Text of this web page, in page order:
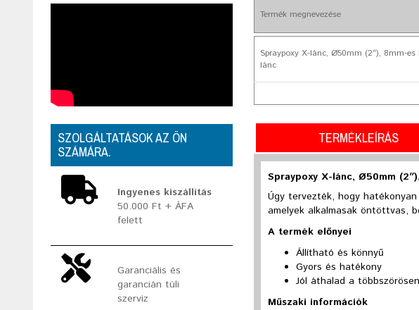
SZOLGÁLTATÁSOK AZ ÖN
SZÁMÁRA.
Ingyenes kiszállítás
50.000 Ft + ÁFA
felett
Garanciális és
garancián túli
szerviz
Termék megnevezése
Spraypoxy X-lánc, Ø50mm (2″), 8mm-es
lánc
TERMÉKLEÍRÁS
Spraypoxy X-lánc, Ø50mm
Úgy tervezték, hogy
amelyek alkalmasak öntöttvas,
A termék előnyei
Állítható és könnyű
Gyors és hatékony
Jól áthalad a
Műszaki információk